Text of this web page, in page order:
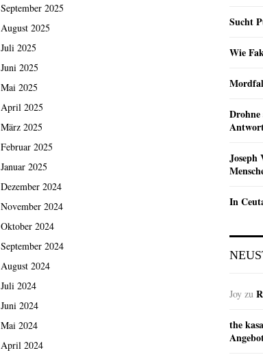
September 2025
August 2025
Juli 2025
Juni 2025
Mai 2025
April 2025
März 2025
Februar 2025
Januar 2025
Dezember 2024
November 2024
Oktober 2024
September 2024
August 2024
Juli 2024
Juni 2024
Mai 2024
April 2024
Sucht
Wie
Joseph
In
Joy zu
the